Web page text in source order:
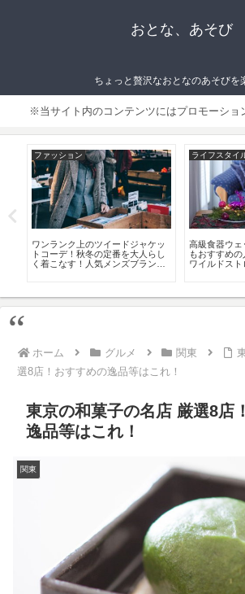
おとな、あそび
ちょっと贅沢なおとなのあそびを
※当サイト内のコンテンツにはプロモーショ
ファッション
ワンランク上のツイードジャケッ
トコーデ！秋冬の定番を大人らし
く着こなす！人気メンズブランド8
ライフスタイ
高級食器ウェ
もおすすめの
ワイルドスト
ホーム グルメ 関東
選8店！おすすめの逸品等はこれ！
東京の和菓子の名店 厳選8店
逸品等はこれ！
関東